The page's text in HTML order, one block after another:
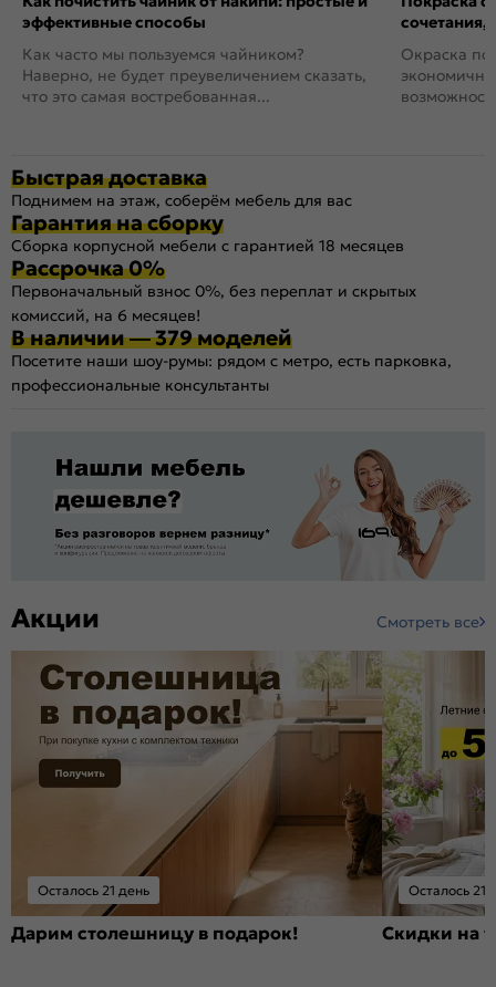
эффективные способы
Как часто мы пользуемся чайником?
Наверно, не будет преувеличением сказать,
что это самая востребованная...
сочетания,
Окраска
Быстрая доставка
Поднимем на этаж, соберём мебель для вас
Гарантия на сборку
Сборка корпусной мебели с гарантией 18 месяцев
Рассрочка 0%
Первоначальный взнос 0%, без переплат и скрытых
комиссий, на 6 месяцев!
В наличии — 379 моделей
Посетите наши шоу-румы: рядом с метро, есть парковка,
профессиональные консультанты
Акции Смотреть все
Осталось 21 день
Дарим столешницу в подарок!
Осталось 21
Скидки на